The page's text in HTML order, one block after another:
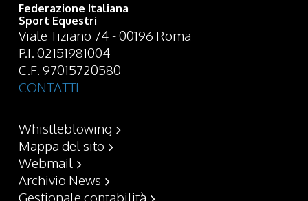
Federazione Italiana
Sport Equestri
Viale Tiziano 74 - 00196 Roma
P.I. 02151981004
C.F. 97015720580
CONTATTI
Whistleblowing
Mappa del sito
Webmail
Archivio News
Gestionale contabilità